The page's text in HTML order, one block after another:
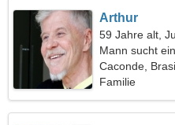
Arthur
59 Jahre alt,
Mann sucht
Caconde,
Familie